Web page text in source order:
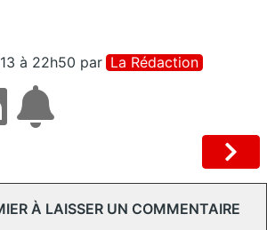
à 22h50 par La Rédaction
À LAISSER UN COMMENTAIRE